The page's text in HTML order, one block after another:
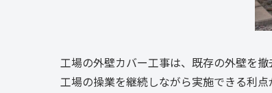
工場の外壁カバー工事は、既存の外壁を
工場の操業を継続しながら実施できる利